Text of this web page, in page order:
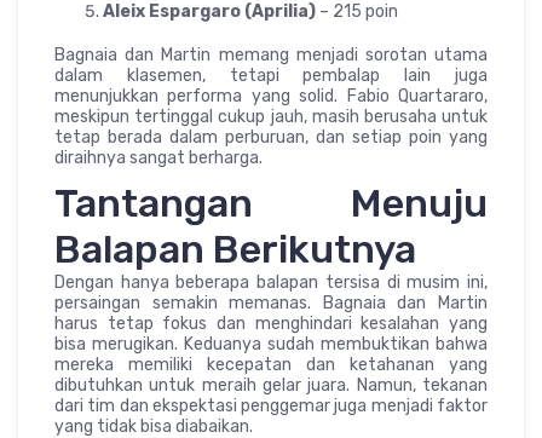
Aleix Espargaro (Aprilia) – 215 poin
Bagnaia dan Martin memang menjadi sorotan utama
dalam klasemen, tetapi pembalap lain juga
menunjukkan performa yang solid. Fabio Quartararo,
meskipun tertinggal cukup jauh, masih berusaha untuk
tetap berada dalam perburuan, dan setiap poin yang
diraihnya sangat berharga.
Tantangan Menuju
Balapan Berikutnya
Dengan hanya beberapa balapan tersisa di musim ini,
persaingan semakin memanas. Bagnaia dan Martin
harus tetap fokus dan menghindari kesalahan yang
bisa merugikan. Keduanya sudah membuktikan bahwa
mereka memiliki kecepatan dan ketahanan yang
dibutuhkan untuk meraih gelar juara. Namun, tekanan
dari tim dan ekspektasi penggemar juga menjadi faktor
yang tidak bisa diabaikan.